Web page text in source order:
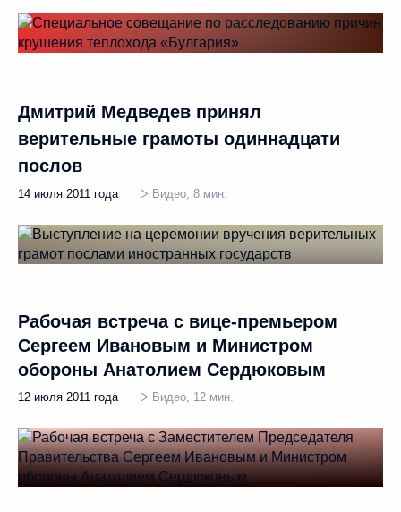
Дмитрий Медведев принял
верительные грамоты одиннадцати
послов
14 июля 2011 года Видео, 8 мин.
Рабочая встреча с вице-премьером
Сергеем Ивановым и Министром
обороны Анатолием Сердюковым
12 июля 2011 года Видео, 12 мин.